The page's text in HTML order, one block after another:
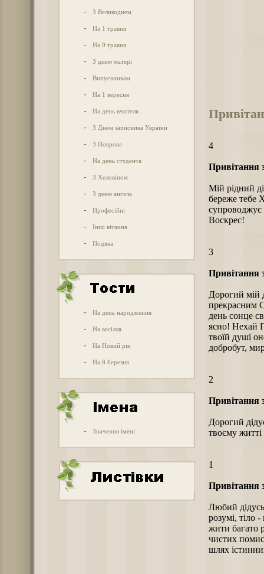
- З Великоднем
- На 1 травня
- На 9 травня
- З днем матері
- Випускникам
- На 1 вересня
- На день вчителя
- З Днем захисника України
- З Покрова
- На день студента
- З Хеловіном
- З днем ангела
- Професійні
- Інші вітання
- Подяка
- На день народження
- На весілля
- На Новий рік
- На 8 березня
- Значення імені
4
Привітання
Мій рідний
береже тебе
супроводжує
Воскрес!
3
Привітання
Дорогий мій
прекрасним
день сонце
ясно! Нехай
твоїй душі
добробут,
2
Привітання
Дорогий
твоєму житті
1
Привітання
Любий
розумі, тіло
жити багато
чистих
шлях